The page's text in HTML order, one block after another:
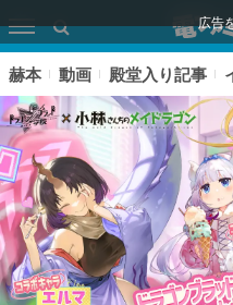
広告
赫本 動画 殿堂入り記事